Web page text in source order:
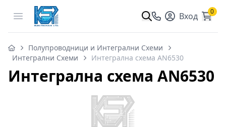
Open menu Вход 0
Полупроводници и Интегрални Схеми
Интегрални Схеми
Интегрална схема AN6530
Интегрална схема AN6530